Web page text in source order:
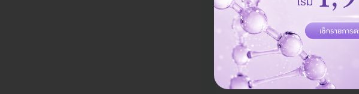
โปรแกรมกายภาพบำบัด บรรเทาอ
ซินโดรม ปวดคอ บ่า ไหล่ 1 ครั้ง
Trustme PLUS Clinic
ราคาจองกับ HDmall
2,183 บาท 2,500 บาท ประหยัด 13%